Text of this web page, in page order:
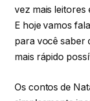
vez mais leitores
E hoje vamos
para você saber
mais rápido
Os contos de